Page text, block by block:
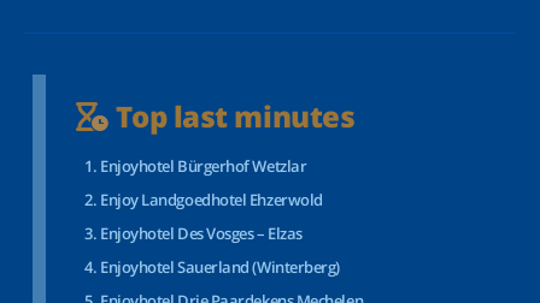
Top last minutes
Enjoyhotel Bürgerhof Wetzlar
Enjoy Landgoedhotel Ehzerwold
Enjoyhotel Des Vosges – Elzas
Enjoyhotel Sauerland (Winterberg)